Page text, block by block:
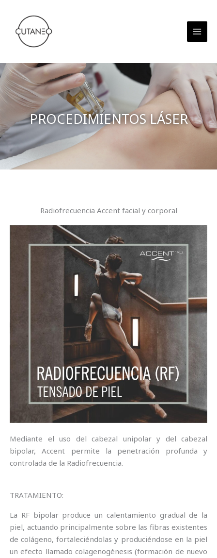
contenido
PROCEDIMIENTOS LÁSER
Radiofrecuencia Accent facial y corporal
Mediante el uso del cabezal unipolar y del cabezal
bipolar, Accent permite la penetración profunda y
controlada de la Radiofrecuencia.
TRATAMIENTO:
La RF bipolar produce un calentamiento gradual de la
piel, actuando principalmente sobre las fibras existentes
de colágeno, fortaleciéndolas y produciéndose en la piel
un efecto llamado colagenogénesis (formación de nuevo